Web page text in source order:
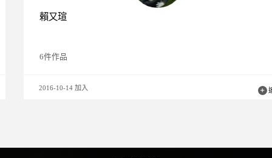
賴又瑄
6件作品
2016-10-14 加入 追蹤